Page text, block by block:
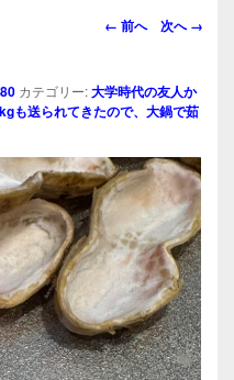
画
ビ
ゲ
シ
ョ
ン
← 前へ 次へ →
カテゴリー:大学時代の友人か
も送られてきたので、大鍋で茹